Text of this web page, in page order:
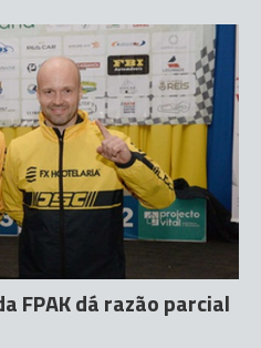
FPAK dá razão parcial